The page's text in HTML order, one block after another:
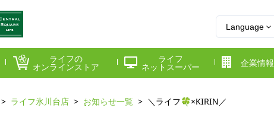
Language
ライフの
オンラインストア
ライフ
ネットスーパー
企業情報
ライフ氷川台店 お知らせ一覧 ＼ライフ🍀×KIRIN／